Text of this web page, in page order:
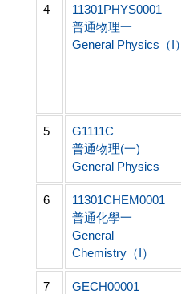
4
11301PHYS0001
普通物理一
General Physics（I）
5
G1111C
普通物理(一)
General Physics
6
11301CHEM0001
普通化學一
General
Chemistry（I）
7
GECH00001